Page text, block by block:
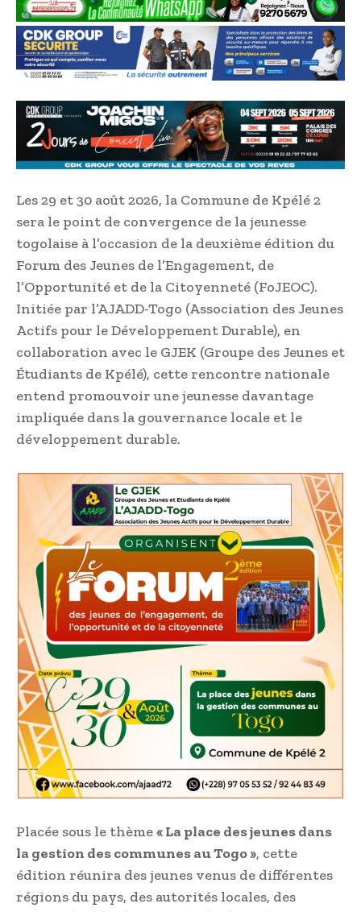
Les 29 et 30 août 2026, la Commune de Kpélé 2
sera le point de convergence de la jeunesse
togolaise à l’occasion de la deuxième édition du
Forum des Jeunes de l’Engagement, de
l’Opportunité et de la Citoyenneté (FoJEOC).
Initiée par l’AJADD-Togo (Association des Jeunes
Actifs pour le Développement Durable), en
collaboration avec le GJEK (Groupe des Jeunes et
Étudiants de Kpélé), cette rencontre nationale
entend promouvoir une jeunesse davantage
impliquée dans la gouvernance locale et le
développement durable.
Placée sous le thème« La place des jeunes dans
la gestion des communes au Togo », cette
édition réunira des jeunes venus de différentes
régions du pays, des autorités locales, des